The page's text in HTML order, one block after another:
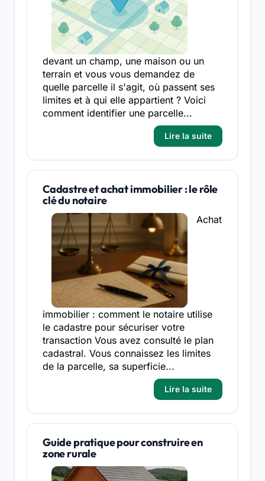
devant un champ, une maison ou un
terrain et vous vous demandez de
quelle parcelle il s'agit, où passent ses
limites et à qui elle appartient ? Voici
comment identifier une parcelle...
Lire la suite
Cadastre et achat immobilier : le rôle
clé du notaire
Achat
immobilier : comment le notaire utilise
le cadastre pour sécuriser votre
transaction Vous avez consulté le plan
cadastral. Vous connaissez les limites
de la parcelle, sa superficie...
Lire la suite
Guide pratique pour construire en
zone rurale